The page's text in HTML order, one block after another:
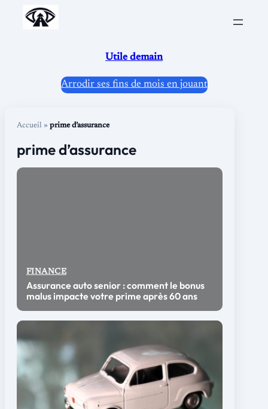
Aller
Utile demain
Arrodir ses fins de mois en jouant
Accueil » prime d’assurance
prime d’assurance
FINANCE
Assurance auto senior : comment le bonus
malus impacte votre prime après 60 ans